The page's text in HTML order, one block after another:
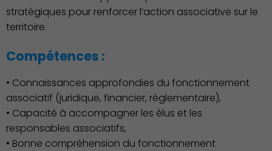
stratégiques pour renforcer l’action associative sur le
territoire.
Compétences :
• Connaissances approfondies du fonctionnement
associatif (juridique, financier, réglementaire),
• Capacité à accompagner les élus et les
responsables associatifs,
• Bonne compréhension du fonctionnement